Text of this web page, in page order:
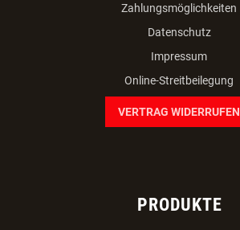
Zahlungsmöglichkeiten
Datenschutz
Impressum
Online-Streitbeilegung
VERTRAG WIDERRUFEN
PRODUKTE